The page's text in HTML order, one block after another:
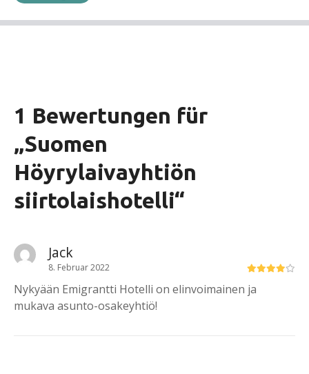
1 Bewertungen für
„Suomen
Höyrylaivayhtiön
siirtolaishotelli“
Jack
8. Februar 2022
Nykyään Emigrantti Hotelli on elinvoimainen ja
mukava asunto-osakeyhtiö!